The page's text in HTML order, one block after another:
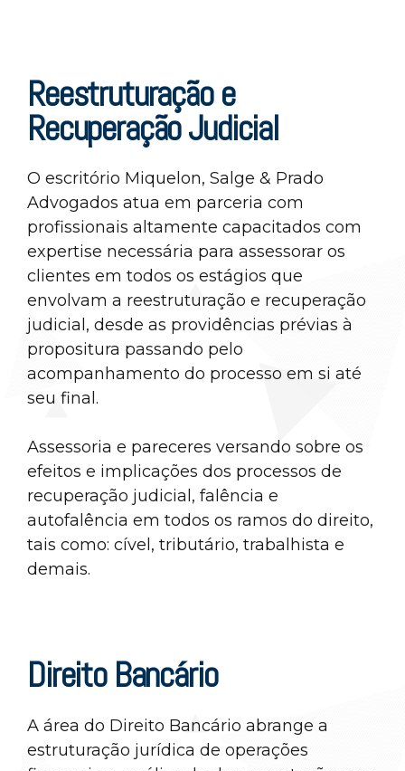
Reestruturação e
Recuperação Judicial
O escritório Miquelon, Salge & Prado
Advogados atua em parceria com
profissionais altamente capacitados com
expertise necessária para assessorar os
clientes em todos os estágios que
envolvam a reestruturação e recuperação
judicial, desde as providências prévias à
propositura passando pelo
acompanhamento do processo em si até
seu final.
Assessoria e pareceres versando sobre os
efeitos e implicações dos processos de
recuperação judicial, falência e
autofalência em todos os ramos do direito,
tais como: cível, tributário, trabalhista e
demais.
Direito Bancário
A área do Direito Bancário abrange a
estruturação jurídica de operações